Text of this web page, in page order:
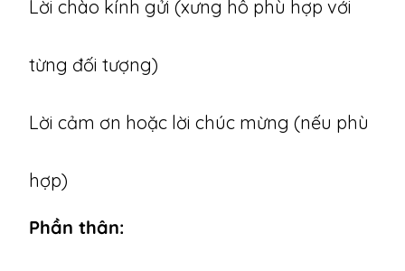
Lời chào kính gửi (xưng hô phù hợp với
từng đối tượng)
Lời cảm ơn hoặc lời chúc mừng (nếu phù
hợp)
Phần thân: